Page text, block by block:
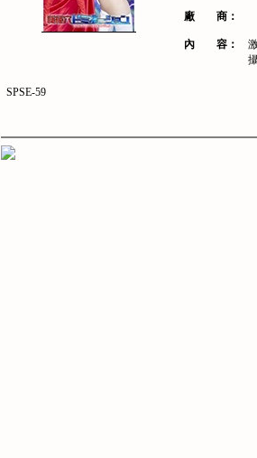
廠 商：
內 容：
SPSE-59